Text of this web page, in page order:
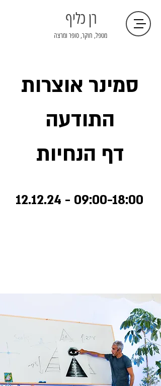
רן כליף
מטפל, חוקר, סופר ומרצה
סמינר אוצרות
התודעה
דף הנחיות
09:00-18:00 - 12.12.24